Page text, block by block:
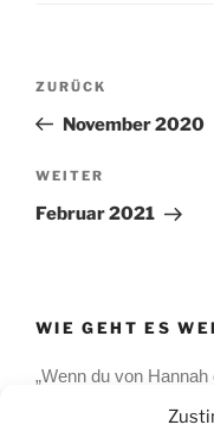
Vorheriger
Beitrag
ZURÜCK
November 2020
Nächster
Beitrag
WEITER
Februar 2021
WIE GEHT ES
„Wenn du von
weicher und ein